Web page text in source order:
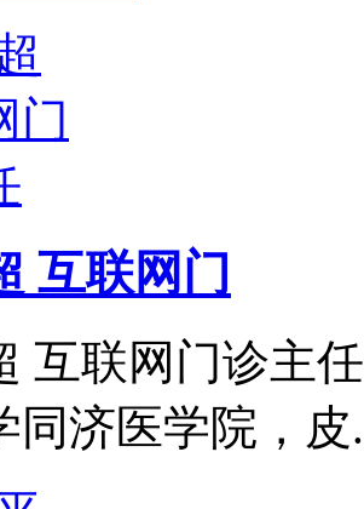
互联网门
互联网门诊主
同济医学院，皮